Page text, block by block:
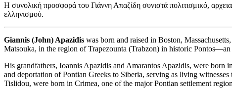
Η συνολική προσφορά του Γιάννη Απαζίδη συνιστά πολιτισμικό,
ελληνισμού.
Giannis (John) Apazidis was born and raised in Boston,
Matsouka, in the region of Trapezounta (Trabzon) in historic
His grandfathers, Ioannis Apazidis and Amarantos Apazidis, were
and deportation of Pontian Greeks to Siberia, serving as living
Tislidou, were born in Crimea, one of the major Pontian settlement